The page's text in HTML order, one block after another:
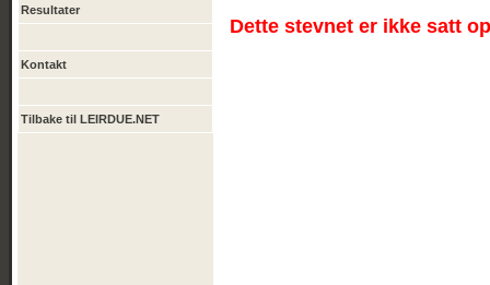
Resultater
Kontakt
Tilbake til LEIRDUE.NET
Dette stevnet er ikke satt